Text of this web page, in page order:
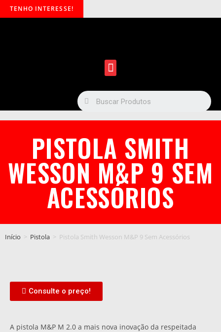
TENHO INTERESSE!
PISTOLA SMITH
WESSON M&P 9 SEM
ACESSÓRIOS
Início > Pistola > Pistola Smith Wesson M&P 9 Sem Acessórios
Consulte o preço!
A pistola M&P M 2.0 a mais nova inovação da respeitada